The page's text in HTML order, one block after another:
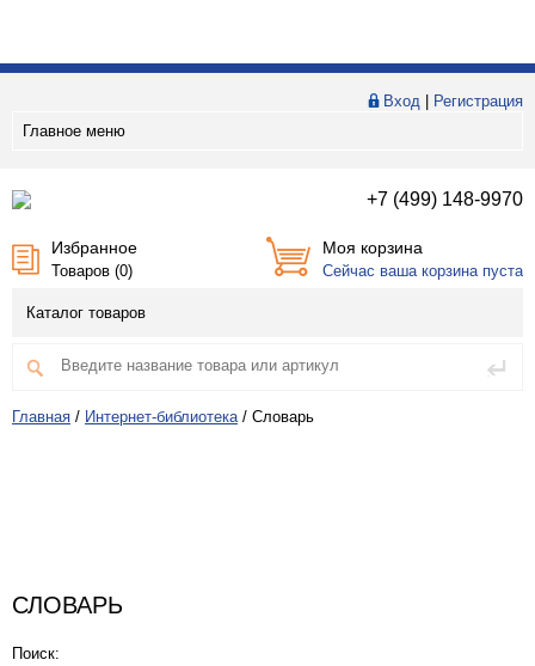
Вход
Регистрация
Главное меню
+7 (499) 148-9970
Избранное
Товаров (0)
Моя корзина
Сейчас ваша корзина пуста
Каталог товаров
Главная / Интернет-библиотека / Словарь
СЛОВАРЬ
Поиск: